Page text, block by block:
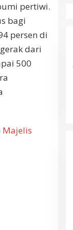
pertiwi.
bagi
persen di
dari
500
Majelis